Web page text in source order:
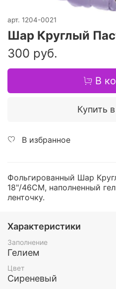
арт. 1204-0021
Шар Круглый
300 руб.
В
Купить
В избранное
Фольгированный Шар
18"/46СМ, наполненный
ленточку.
Характеристики
Заполнение
Гелием
Цвет
Сиреневый